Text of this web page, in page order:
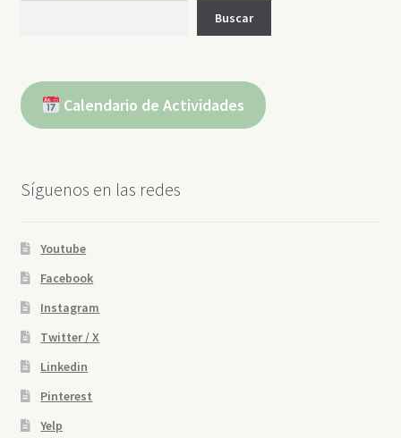
Buscar
Calendario de Actividades
Síguenos en las redes
Youtube
Facebook
Instagram
Twitter / X
Linkedin
Pinterest
Yelp